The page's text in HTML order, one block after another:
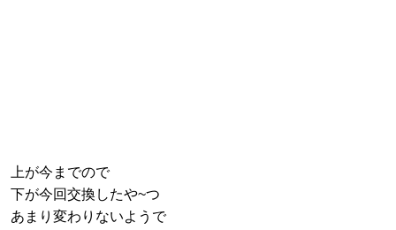
上が今までので
下が今回交換したや~つ
あまり変わりないようで